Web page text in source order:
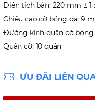
Diện tích bàn: 220 mm ± 1
Chiều cao cờ bóng đá: 9
Đường kính quân cờ bóng
Quân cờ: 10 quân
ƯU ĐÃI LIÊN